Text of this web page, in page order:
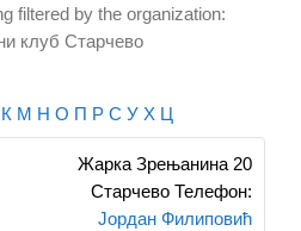
filtered by the organization:
клуб Старчево
К М Н О П Р С У Х Ц
Жарка Зрењанина 20
Старчево Телефон:
Јордан Филиповић